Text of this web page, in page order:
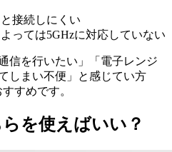
接続しにくい
っては5GHzに対応していない
信を行いたい」「電子レンジ
しまい不便」と感じてい方
すめです。
を使えばいい？